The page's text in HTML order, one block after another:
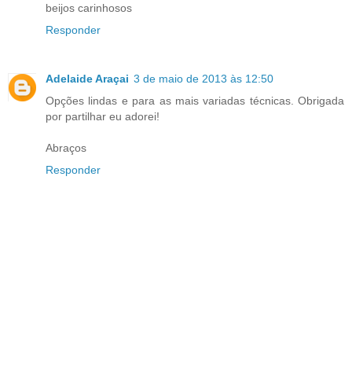
beijos carinhosos
Responder
Adelaide Araçai 3 de maio de 2013 às 12:50
Opções lindas e para as mais variadas técnicas. Obrigada
por partilhar eu adorei!
Abraços
Responder